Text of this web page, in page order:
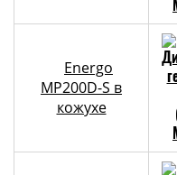
Energo
MP200D-S в
кожухе